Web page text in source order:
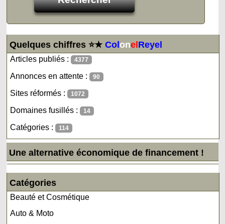
Quelques chiffres ⭐★ColonelReyel
Articles publiés : 4377
Annonces en attente : 90
Sites réformés : 1072
Domaines fusillés : 14
Catégories : 114
Une alternative économique de financement !
Catégories
Beauté et Cosmétique
Auto & Moto